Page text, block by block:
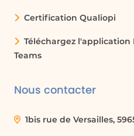
Certification Qualiopi
Téléchargez
Teams
Nous contacter
1bis rue de Versailles,